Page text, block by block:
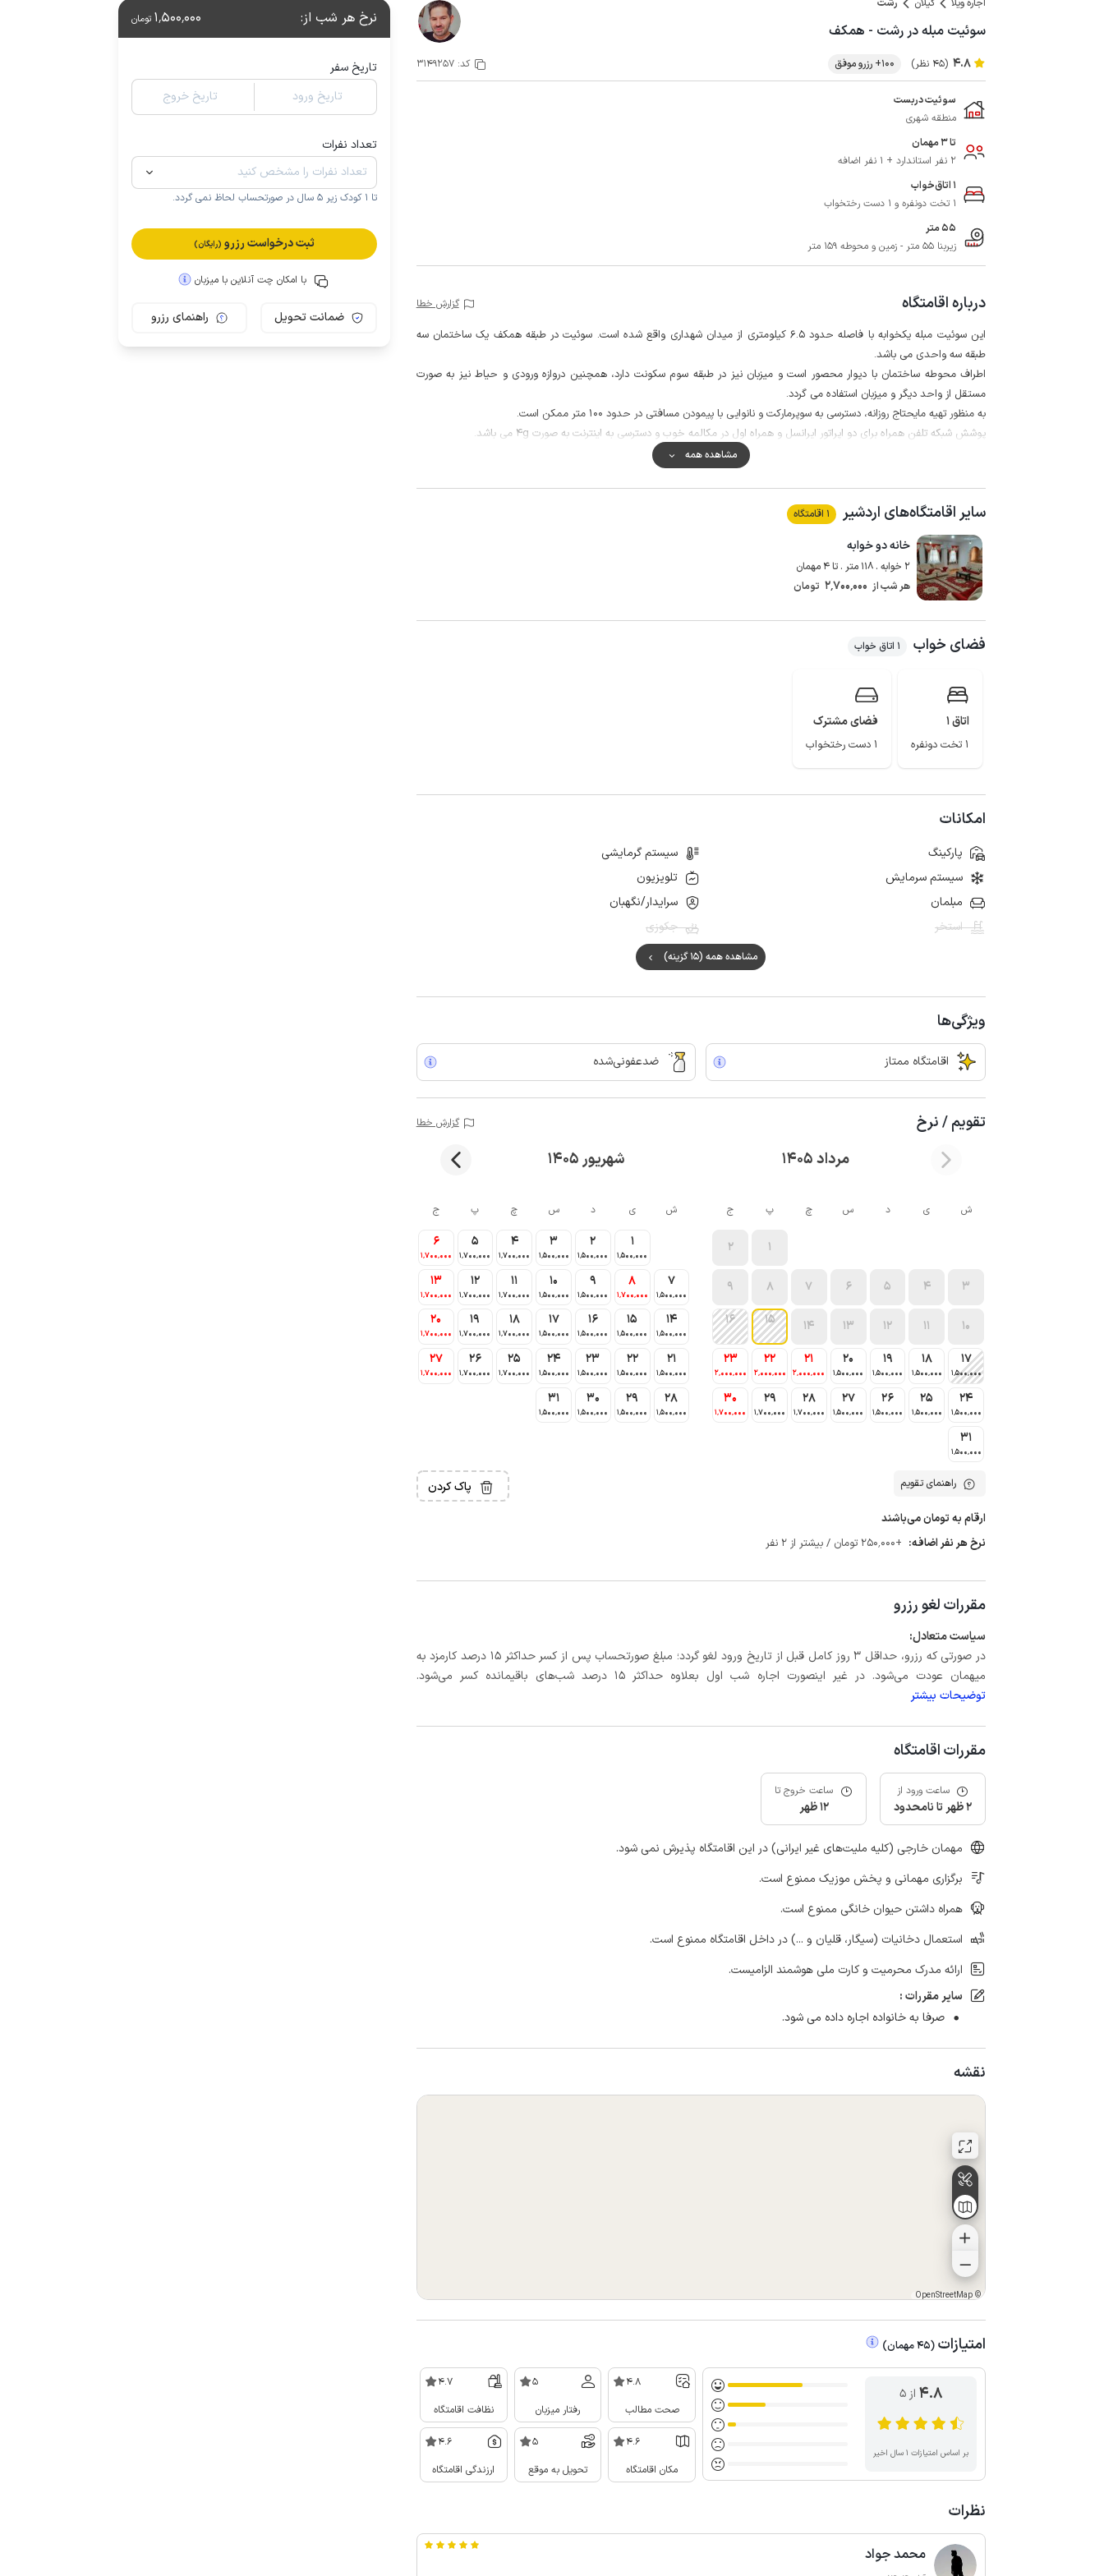
اجاره ویلا گیلان رشت
سوئیت مبله در رشت - همکف
4.8 (45 نظر) 100+ رزرو موفق کد:3149257
سوئیت دربست
منطقه شهری
تا 3 مهمان
2 نفر استاندارد + 1 نفر اضافه
1 اتاق‌خواب
1 تخت دونفره و 1 دست رختخواب
55 متر
زیربنا 55 متر - زمین و محوطه 159 متر
درباره اقامتگاه گزارش خطا
این سوئیت مبله یکخوابه با فاصله حدود 6.5 کیلومتری از میدان شهداری واقع شده است. سوئیت در طبقه همکف یک ساختمان سه
طبقه سه واحدی می باشد.
اطراف محوطه ساختمان با دیوار محصور است و میزبان نیز در طبقه سوم سکونت دارد، همچنین دروازه ورودی و حیاط نیز به صورت
مستقل از واحد دیگر و میزبان استفاده می گردد.
به منظور تهیه مایحتاج روزانه، دسترسی به سوپرمارکت و نانوایی با پیمودن مسافتی در حدود 100 متر ممکن است.
پوشش شبکه تلفن همراه برای دو اپراتور ایرانسل و همراه اول در مکالمه خوب و دسترسی به اینترنت به صورت 4g می باشد.
مشاهده همه
سایر اقامتگاه‌های اردشیر 1 اقامتگاه
خانه دو خوابه
2 خوابه . 118 متر . تا 4 مهمان
هر شب از 2٬700٬000 تومان
فضای خواب 1 اتاق خواب
اتاق 1
1 تخت دونفره
فضای مشترک
1 دست رختخواب
امکانات
پارکینگ
سیستم گرمایشی
سیستم سرمایش
تلویزیون
مبلمان
سرایدار/نگهبان
استخر
جکوزی
مشاهده همه (15 گزینه)
ویژگی‌ها
اقامتگاه ممتاز ضدعفونی‌شده
تقویم / نرخ گزارش خطا
مرداد 1405 شهریور 1405
ش ی د س چ پ ج
1
2
3
4
5
6
7
8
9
10
11
12
13
14
15
16
17
1٬500٬000
18
1٬500٬000
19
1٬500٬000
20
1٬500٬000
21
2٬000٬000
22
2٬000٬000
23
2٬000٬000
24
1٬500٬000
25
1٬500٬000
26
1٬500٬000
27
1٬500٬000
28
1٬700٬000
29
1٬700٬000
30
1٬700٬000
31
1٬500٬000
ش ی د س چ پ ج
1
1٬500٬000
2
1٬500٬000
3
1٬500٬000
4
1٬700٬000
5
1٬700٬000
6
1٬700٬000
7
1٬500٬000
8
1٬700٬000
9
1٬500٬000
10
1٬500٬000
11
1٬700٬000
12
1٬700٬000
13
1٬700٬000
14
1٬500٬000
15
1٬500٬000
16
1٬500٬000
17
1٬500٬000
18
1٬700٬000
19
1٬700٬000
20
1٬700٬000
21
1٬500٬000
22
1٬500٬000
23
1٬500٬000
24
1٬500٬000
25
1٬700٬000
26
1٬700٬000
27
1٬700٬000
28
1٬500٬000
29
1٬500٬000
30
1٬500٬000
31
1٬500٬000
راهنمای تقویم پاک کردن
ارقام به تومان می‌باشند
نرخ هر نفر اضافه: +250٬000 تومان / بیشتر از 2 نفر
مقررات لغو رزرو
سیاست متعادل:
در صورتی که رزرو، حداقل 3 روز کامل قبل از تاریخ ورود لغو گردد؛ مبلغ صورتحساب پس از کسر حداکثر 15 درصد کارمزد به
میهمان عودت می‌شود. در غیر اینصورت اجاره شب اول بعلاوه حداکثر 15 درصد شب‌های باقیمانده کسر می‌شود.
توضیحات بیشتر
مقررات اقامتگاه
ساعت ورود از
2 ظهر تا نامحدود
ساعت خروج تا
12 ظهر
مهمان خارجی (کلیه ملیت‌های غیر ایرانی) در این اقامتگاه پذیرش نمی شود.
برگزاری مهمانی و پخش موزیک ممنوع است.
همراه داشتن حیوان خانگی ممنوع است.
استعمال دخانیات (سیگار، قلیان و ...) در داخل اقامتگاه ممنوع است.
ارائه مدرک محرمیت و کارت ملی هوشمند الزامیست.
سایر مقررات :
صرفا به خانواده اجاره داده می شود.
نقشه
©
OpenStreetMap
امتیازات (
45مهمان)
4.8 از ۵
بر اساس امتیازات ۱ سال اخیر
4.8
صحت مطالب
5
رفتار میزبان
4.7
نظافت اقامتگاه
4.6
مکان اقامتگاه
5
تحویل به موقع
4.6
ارزندگی اقامتگاه
نظرات
محمد جواد
نرخ هر شب از: 1٬500٬000 تومان
تاریخ سفر
تاریخ ورود
تاریخ خروج
تعداد نفرات
تا 1 کودک زیر 5 سال در صورتحساب لحاظ نمی گردد.
ثبت درخواست رزرو (رایگان)
با امکان چت آنلاین با میزبان
ضمانت تحویل راهنمای رزرو